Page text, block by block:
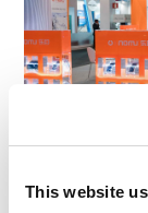
This website